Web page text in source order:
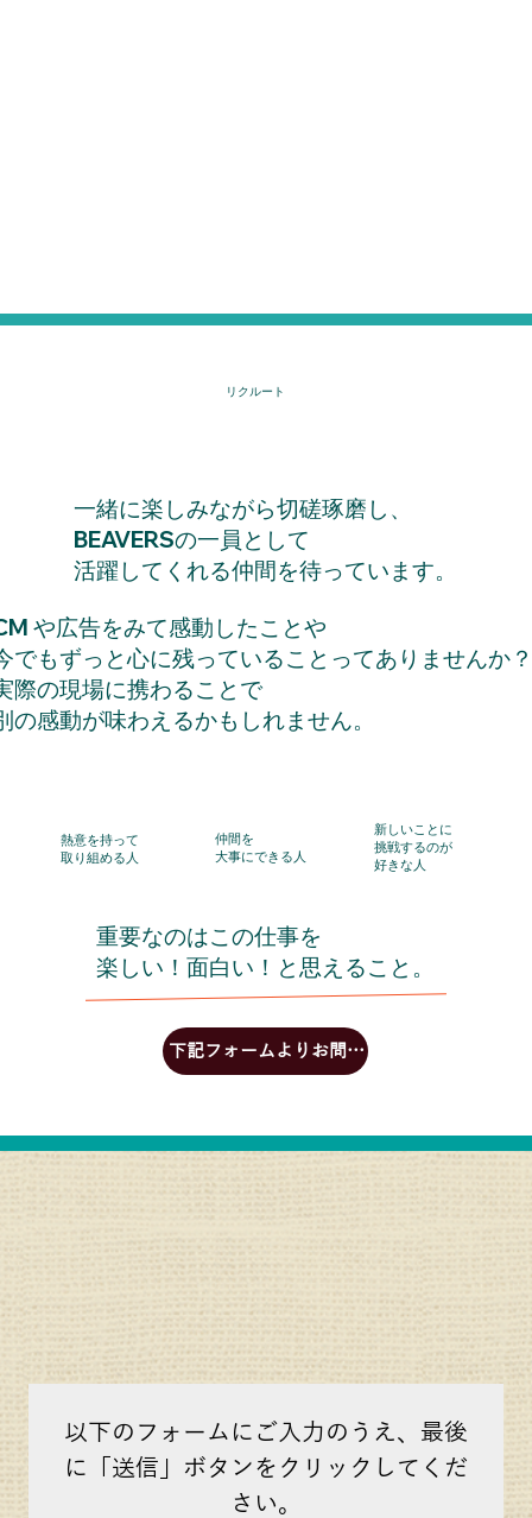
​リクルート
一緒に楽しみながら切磋琢磨し、
BEAVERSの一員として
活躍してくれる仲間を待っています。
や広告をみて感動したことや
でもずっと心に残っていることってありませんか
際の現場に携わることで
の感動が味わえるかもしれません。
新しいことに
挑戦するのが
好きな人
仲間を
​大事にできる人
熱意を持って
​取り組める人
重要なのはこの仕事を
楽しい！面白い！と思えること。
下記フォームよりお問い合わせください!
以下のフォームにご入力のうえ、最後
に「送信」ボタンをクリックしてくだ
さい。